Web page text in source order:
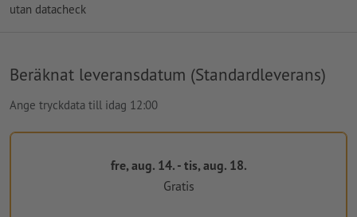
utan datacheck
Beräknat leveransdatum (Standardleverans)
Ange tryckdata till idag 12:00
fre, aug. 14. - tis, aug. 18.
Gratis